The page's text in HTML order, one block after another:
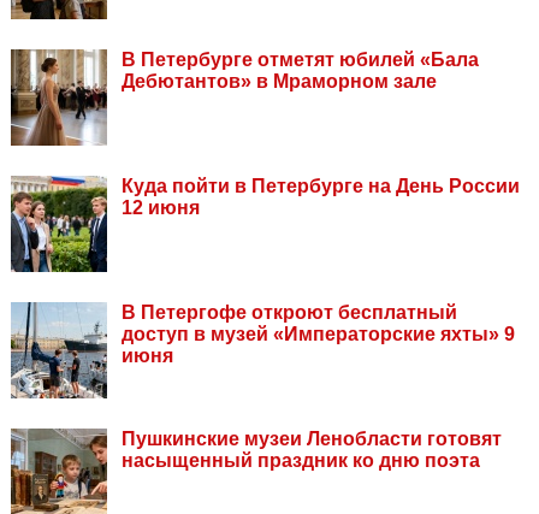
В Петербурге отметят юбилей «Бала
Дебютантов» в Мраморном зале
Куда пойти в Петербурге на День России
12 июня
В Петергофе откроют бесплатный
доступ в музей «Императорские яхты» 9
июня
Пушкинские музеи Ленобласти готовят
насыщенный праздник ко дню поэта